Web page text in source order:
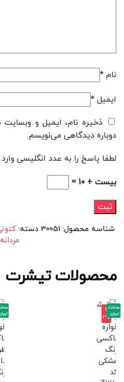
نام *
ایمیل *
ذخیره نام، ایمیل و وبسایت
دوباره دیدگاهی می‌نویسم.
لطفا پاسخ را به عدد انگلیسی
بیست + 10 =
شناسه محصول:30051 دسته:
مردانه
محصولات تیشرت
-3
2%
ساخت
ایران